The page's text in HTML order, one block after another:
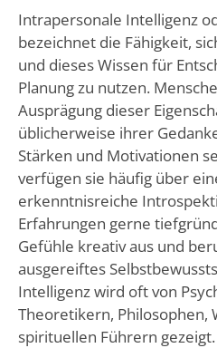
Intrapersonale Intelligenz
bezeichnet die Fähigkeit,
und dieses Wissen für
Planung zu nutzen.
Ausprägung dieser
üblicherweise ihrer
Stärken und Motivationen
verfügen sie häufig über
erkenntnisreiche
Erfahrungen gerne
Gefühle kreativ aus und
ausgereiftes
Intelligenz wird oft von
Theoretikern, Philosophen,
spirituellen Führern gezeigt.